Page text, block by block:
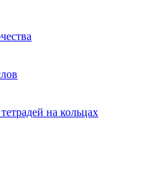
на кольцах